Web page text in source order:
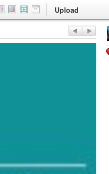
Upload